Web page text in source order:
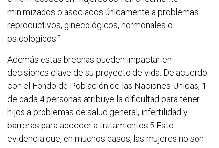
minimizados o asociados únicamente a problemas
reproductivos, ginecológicos, hormonales o
psicológicos.”
Además estas brechas pueden impactar en
decisiones clave de su proyecto de vida. De acuerdo
con el Fondo de Población de las Naciones Unidas, 1
de cada 4 personas atribuye la dificultad para tener
hijos a problemas de salud general, infertilidad y
barreras para acceder a tratamientos.5 Esto
evidencia que, en muchos casos, las mujeres no son